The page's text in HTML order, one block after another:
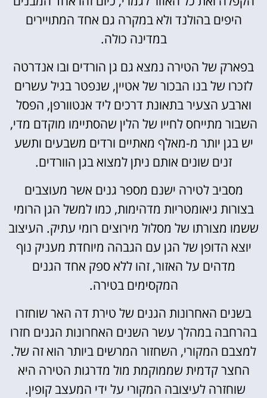
היפים בהולנד ולא במקרה גם אחד המתויירים
במדינה כולה.
בפארק של הטירה נמצא גם גן הורדים ובו אנדרטה
לזכרו של בנו הבכור של אטיין, שנפטר בגיל עשרים
וארבע הצעיר בתאונת דרכים ליד אנטוורפן, הפסל
השבור מתייחס לחייו של הלין שהסתיימו מוקדם מדי,
יש בגן יותר מ-מאלף מאתיים ורדים משבעים ותשע
זנים שונים אותם ניתן למצוא בגן הוורדים.
מסביב לטירה ישנם מספר גנים אשר מעוצבים
בצורות גיאומטריות מדהימות, כמו למשל הגן הרומי
ששמו מצורתו של מסלול מירוצים רומי עתיק. העיצוב
יוצא הדופן של הגן עם הגבהה מיוחדת מעניק נוף
מדהים על האזור, זהו ללא ספק אחד הגנים
המקסימים בטירה.
בשנים האחרונות הגנים של טירת דה האר שוחזרו
בהרחבה במהלך עשר השנים האחרונות הגנים חזרו
למצבם המקורי, השחזור המרשים ביותר הוא זה של.
החצר קדמית שממוקמת מול מדרגות הטירה היא
שוחזרה לעיצובה המקורי על ידי המעצב קופין.